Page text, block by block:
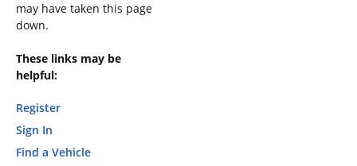
may have taken this page
down.
These links may be
helpful:
Register
Sign In
Find a Vehicle